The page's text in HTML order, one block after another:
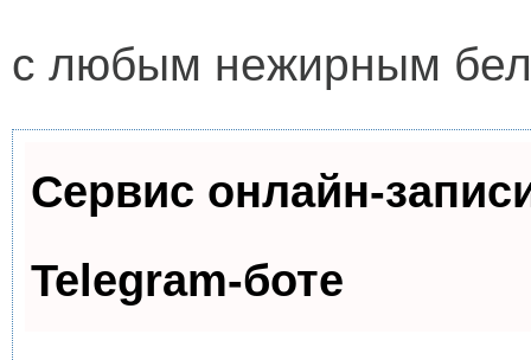
с любым нежирным
Сервис онлайн-
Telegram-боте